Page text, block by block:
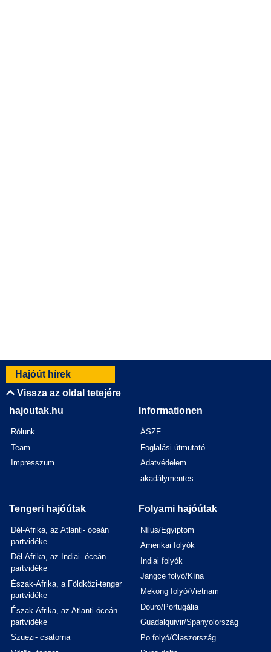
Hajóút hírek
Vissza az oldal tetejére
hajoutak.hu
Rólunk
Team
Impresszum
Informationen
ÁSZF
Foglalási útmutató
Adatvédelem
akadálymentes
Tengeri hajóútak
Dél-Afrika, az Atlanti- óceán
partvidéke
Dél-Afrika, az Indiai- óceán
partvidéke
Észak-Afrika, a Földközi-tenger
partvidéke
Észak-Afrika, az Atlanti-óceán
partvidéke
Szuezi- csatorna
Folyami hajóútak
Nílus/Egyiptom
Amerikai folyók
Indiai folyók
Jangce folyó/Kína
Mekong folyó/Vietnam
Douro/Portugália
Guadalquivir/Spanyolország
Po folyó/Olaszország